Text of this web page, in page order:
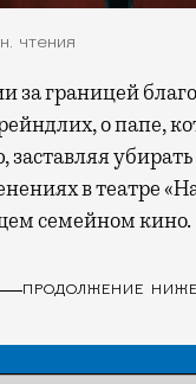
чтения
о папе,
заставляя
в театре
семейном кино.
ПРОДОЛЖЕНИЕ